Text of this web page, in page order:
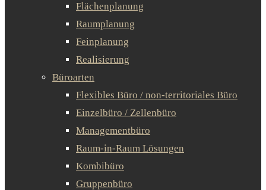
Flächenplanung
Raumplanung
Feinplanung
Realisierung
Büroarten
Flexibles Büro / non-territoriales Büro
Einzelbüro / Zellenbüro
Managementbüro
Raum-in-Raum Lösungen
Kombibüro
Gruppenbüro